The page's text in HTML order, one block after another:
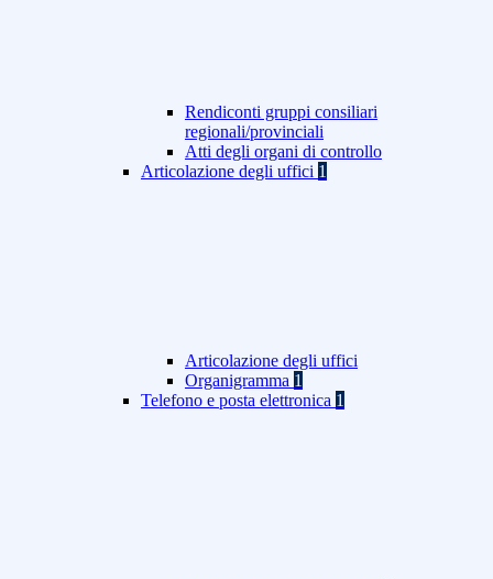
Rendiconti gruppi consiliari
regionali/provinciali
Atti degli organi di controllo
Articolazione degli uffici 1
Articolazione degli uffici
Organigramma 1
Telefono e posta elettronica 1